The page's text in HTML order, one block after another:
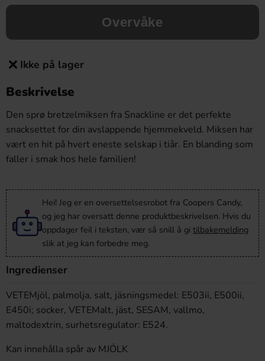
Overvåke
Ikke på lager
Beskrivelse
Den sprø bretzelmiksen fra Snackline er det perfekte
snacksettet for din avslappende hjemmekveld. Miksen har
vært en hit på hvert eneste selskap i tiår. En blanding som
faller i smak hos hele familien!
Hei! Jeg er en oversettelsesrobot fra Coopers Candy,
og jeg har oversatt denne produktbeskrivelsen. Hvis du
oppdager feil i teksten, vær så snill å gi tilbakemelding
slik at jeg kan forbedre meg.
Ingredienser
VETEMjöl, palmolja, salt, jäsningsmedel: E503ii, E500ii,
E450i; socker, VETEMalt, jäst, SESAM, vallmo,
maltodextrin, surhetsregulator: E524.
Kan innehålla spår av MJÖLK